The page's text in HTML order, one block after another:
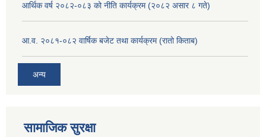
आर्थिक वर्ष २०८२-०८३ को नीति कार्यक्रम (२०८२ असार ८ गते)
आ.व. २०८१-०८२ वार्षिक बजेट तथा कार्यक्रम (रातो किताब)
अन्य
सामाजिक सुरक्षा